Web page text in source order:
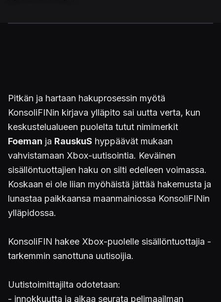
Pitkän ja hartaan hakuprosessin myötä
KonsoliFINin kirjava ylläpito sai uutta verta, kun
keskustelualueen puolelta tutut nimimerkit
Foeman ja RauskuS hyppäävät mukaan
vahvistamaan Xbox-uutisointia. Keväinen
sisällöntuottajien haku on silti edelleen voimassa.
Koskaan ei ole liian myöhäistä jättää hakemusta ja
lunastaa paikkaansa maanmainiossa KonsoliFINin
ylläpidossa.
KonsoliFIN hakee Xbox-puolelle sisällöntuottajia -
tarkemmin sanottuna uutisoijia.
Uutistoimittajilta odotetaan:
- innokkuutta ja aikaa seurata pelimaailman